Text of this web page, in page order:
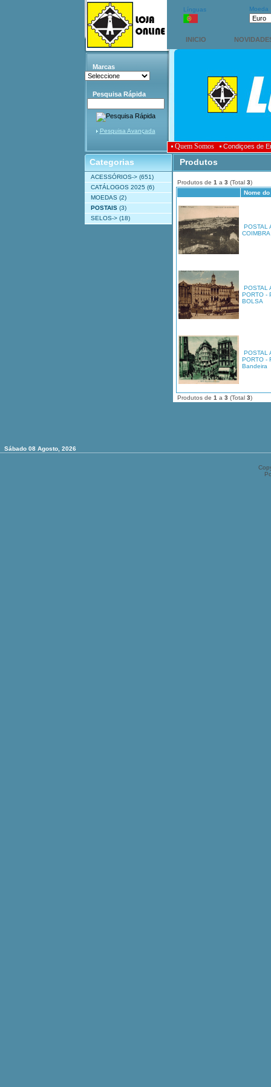
Línguas Moeda
INICIO
Marcas
Pesquisa Rápida
Pesquisa Avançada
Quem Somos Condiçoes de
Categorias
ACESSÓRIOS->(651)
CATÁLOGOS 2025 (6)
MOEDAS (2)
POSTAIS(3)
SELOS->(18)
Produtos
Produtos de 1 a 3 (Total 3)
Nome
POSTAL
POSTAL
PORTO -
BOLSA
POSTAL
PORTO -
Bandeira
Produtos de 1 a 3 (Total 3)
Sábado 08 Agosto, 2026